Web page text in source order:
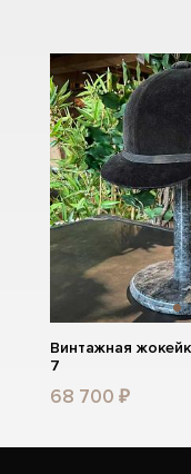
Винтажная
7
68 700 ₽